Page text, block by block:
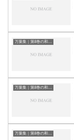
万葉集｜第8巻の和歌一覧
万葉集｜第8巻の和歌一覧
万葉集｜第8巻の和歌一覧